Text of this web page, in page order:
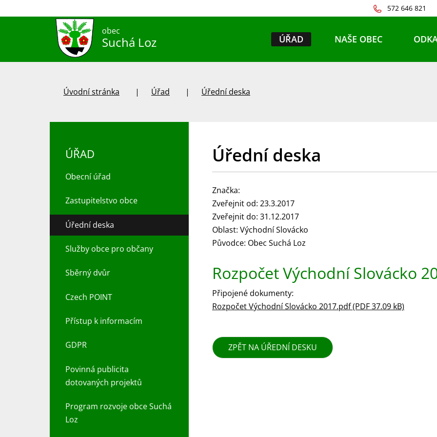
572 646 821
obec
Suchá Loz ÚŘAD NAŠE OBEC
Úvodní stránka Úřad Úřední deska
Úřední deska
Značka:
Zveřejnit od: 23.3.2017
Zveřejnit do: 31.12.2017
Oblast: Východní Slovácko
Původce: Obec Suchá Loz
Rozpočet Východní Slovácko
Připojené dokumenty:
Rozpočet Východní Slovácko 2017.pdf (PDF 37.09 kB)
ZPĚT NA ÚŘEDNÍ DESKU
ÚŘAD
Obecní úřad
Zastupitelstvo obce
Úřední deska
Služby obce pro občany
Sběrný dvůr
Czech POINT
Přístup k informacím
GDPR
Povinná publicita
dotovaných projektů
Program rozvoje obce Suchá
Loz